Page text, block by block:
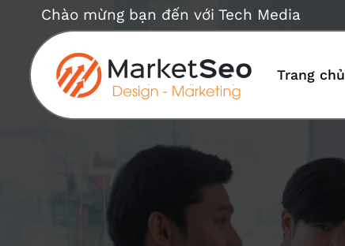
dung
Chào mừng bạn đến với Tech Media
Trang chủ